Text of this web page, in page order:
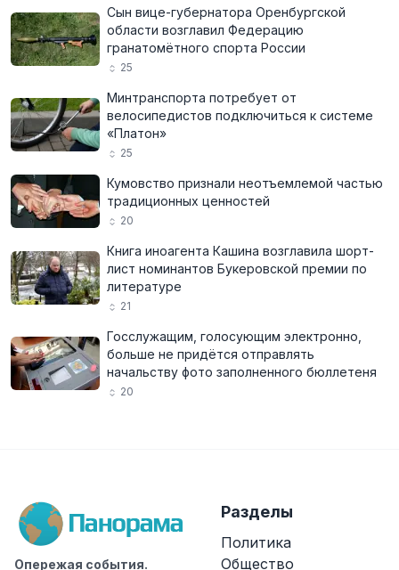
Сын вице-губернатора Оренбургской
области возглавил Федерацию
гранатомётного спорта России
25
Минтранспорта потребует от
велосипедистов подключиться к системе
«Платон»
25
Кумовство признали неотъемлемой частью
традиционных ценностей
20
Книга иноагента Кашина возглавила шорт-
лист номинантов Букеровской премии по
литературе
21
Госслужащим, голосующим электронно,
больше не придётся отправлять
начальству фото заполненного бюллетеня
20
Опережая события.
Разделы
Политика
Общество